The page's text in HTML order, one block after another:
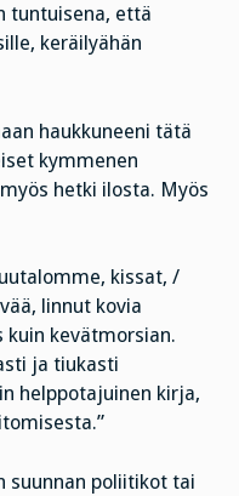
tuntuisena, että
keräilyähän
haukkuneeni tätä
kymmenen
hetki ilosta. Myös
kissat, /
linnut kovia
kuin kevätmorsian.
ja tiukasti
helppotajuinen kirja,
suunnan poliitikot tai